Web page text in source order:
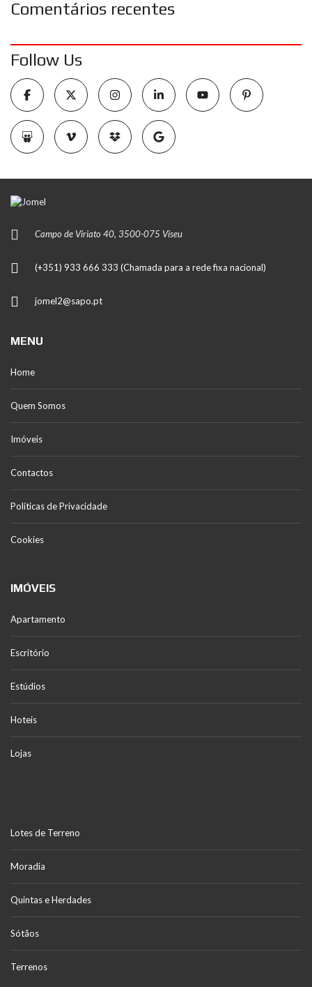
Comentários recentes
Follow Us
Campo de Viriato 40, 3500-075 Viseu
(+351) 933 666 333 (Chamada para a rede fixa nacional)
jomel2@sapo.pt
MENU
Home
Quem Somos
Imóveis
Contactos
Políticas de Privacidade
Cookies
IMÓVEIS
Apartamento
Escritório
Estúdios
Hoteis
Lojas
Lotes de Terreno
Moradia
Quintas e Herdades
Sótãos
Terrenos